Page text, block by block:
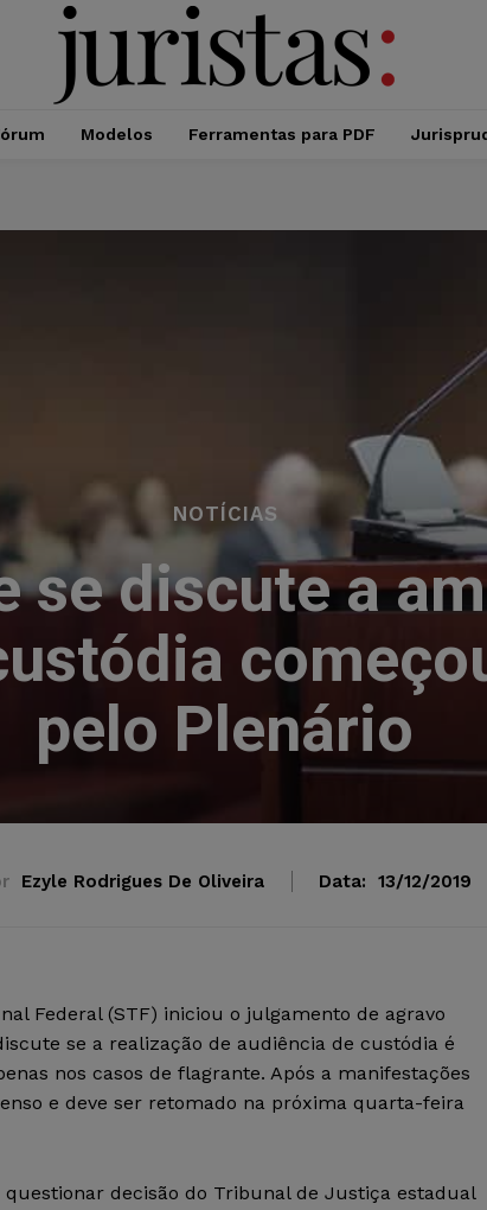
Modelos Ferramentas para PDF
NOTÍCIAS
se discute a
pelo Plenário
Ezyle Rodrigues De Oliveira Data: 13/12/2019
Federal (STF) iniciou o julgamento de agravo
se a realização de audiência de custódia é
nos casos de flagrante. Após a manifestações
e deve ser retomado na próxima quarta-feira
decisão do Tribunal de Justiça estadual